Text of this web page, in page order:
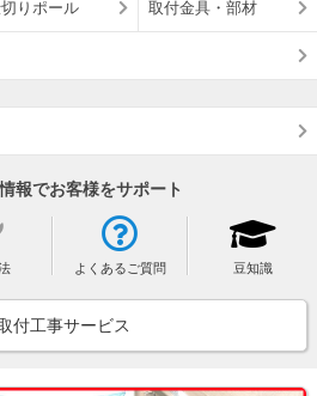
りポール 取付金具・部材
報でお客様をサポート
よくあるご質問 豆知識
付工事サービス